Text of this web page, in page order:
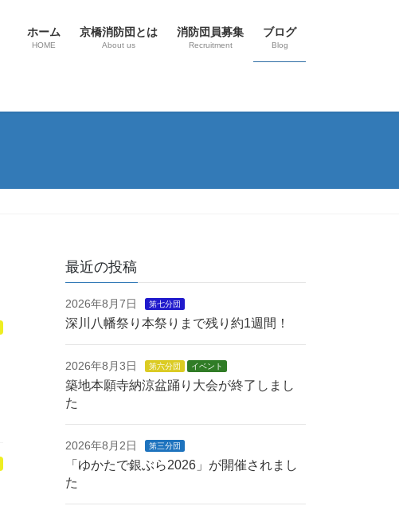
ホーム
HOME
京橋消防団とは
About us
消防団員募集
Recruitment
ブログ
Blog
最近の投稿
2026年8月7日 第七分団
深川八幡祭り本祭りまで残り約1週間！
2026年8月3日 第六分団 イベント
築地本願寺納涼盆踊り大会が終了しまし
た
2026年8月2日 第三分団
「ゆかたで銀ぶら2026」が開催されまし
た